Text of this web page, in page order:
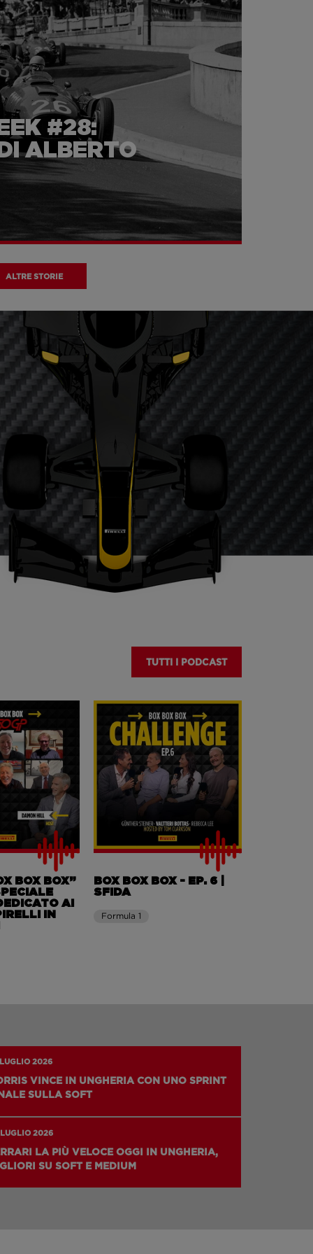
#28:
ALBERTO
ALTRE STORIE
TUTTI I PODCAST
BOX BOX”
AI
IN
BOX BOX BOX - EP. 6 |
SFIDA
Formula 1
2026
VINCE IN UNGHERIA CON UNO SPRINT
SULLA SOFT
2026
LA PIÙ VELOCE OGGI IN UNGHERIA,
SU SOFT E MEDIUM